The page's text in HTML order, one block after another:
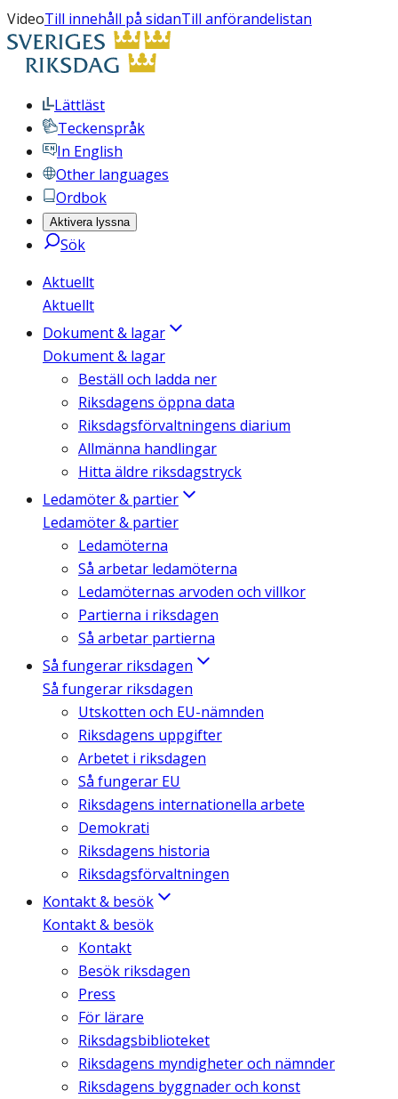
VideoTill innehåll på sidanTill anförandelistan
Lättläst
Teckenspråk
In English
Other languages
Ordbok
Aktivera lyssna
Sök
Aktuellt
Aktuellt
Dokument & lagar
Dokument & lagar
Beställ och ladda ner
Riksdagens öppna data
Riksdagsförvaltningens diarium
Allmänna handlingar
Hitta äldre riksdagstryck
Ledamöter & partier
Ledamöter & partier
Ledamöterna
Så arbetar ledamöterna
Ledamöternas arvoden och villkor
Partierna i riksdagen
Så arbetar partierna
Så fungerar riksdagen
Så fungerar riksdagen
Utskotten och EU-nämnden
Riksdagens uppgifter
Arbetet i riksdagen
Så fungerar EU
Riksdagens internationella arbete
Demokrati
Riksdagens historia
Riksdagsförvaltningen
Kontakt & besök
Kontakt & besök
Kontakt
Besök riksdagen
Press
För lärare
Riksdagsbiblioteket
Riksdagens myndigheter och nämnder
Riksdagens byggnader och konst